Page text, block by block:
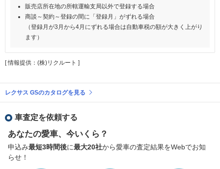
販売店所在地の所轄運輸支局以外で登録する場合
商談～契約～登録の間に「登録月」がずれる場合
（登録月が3月から4月にずれる場合は自動車税の額が大きく上がり
ます）
[ 情報提供：(株)リクルート ]
レクサス GSのカタログを見る
車査定を依頼する
あなたの愛車、今いくら？
申込み最短3時間後に最大20社から愛車の査定結果をWebでお知
らせ！